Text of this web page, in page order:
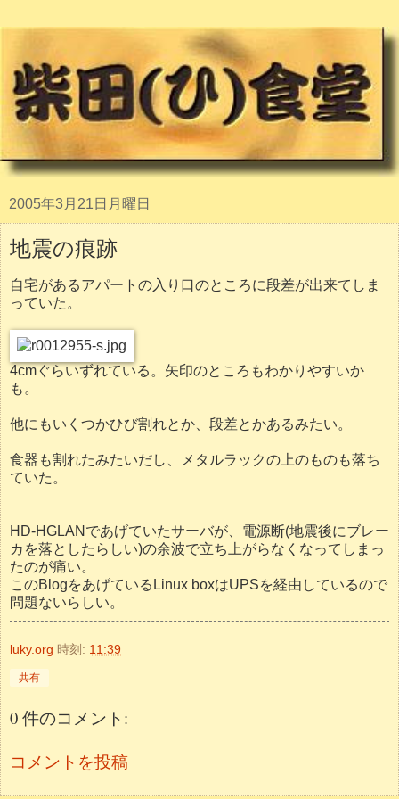
2005年3月21日月曜日
地震の痕跡
自宅があるアパートの入り口のところに段差が出来てしま
っていた。
4cmぐらいずれている。矢印のところもわかりやすいか
も。
他にもいくつかひび割れとか、段差とかあるみたい。
食器も割れたみたいだし、メタルラックの上のものも落ち
ていた。
HD-HGLANであげていたサーバが、電源断(地震後にブレー
カを落としたらしい)の余波で立ち上がらなくなってしまっ
たのが痛い。
このBlogをあげているLinux boxはUPSを経由しているので
問題ないらしい。
luky.org 時刻: 11:39
共有
0 件のコメント:
コメントを投稿